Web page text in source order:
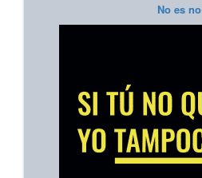
No es no